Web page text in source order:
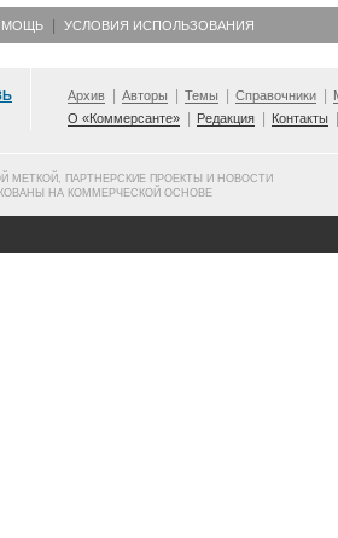
УСЛОВИЯ ИСПОЛЬЗОВАНИЯ
Архив Авторы Темы Справочники
О «Коммерсанте»
Редакция Контакты
МЕТКОЙ, ПАРТНЕРСКИЕ ПРОЕКТЫ И НОВОСТИ
НА КОММЕРЧЕСКОЙ ОСНОВЕ